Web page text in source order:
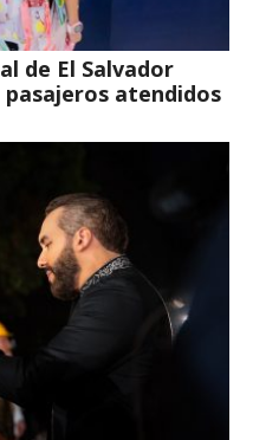
de El Salvador
atendidos